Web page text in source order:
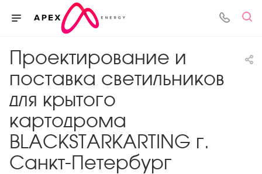
Проектирование и
поставка светильников
для крытого
картодрома
BLACKSTARKARTING г.
Санкт-Петербург